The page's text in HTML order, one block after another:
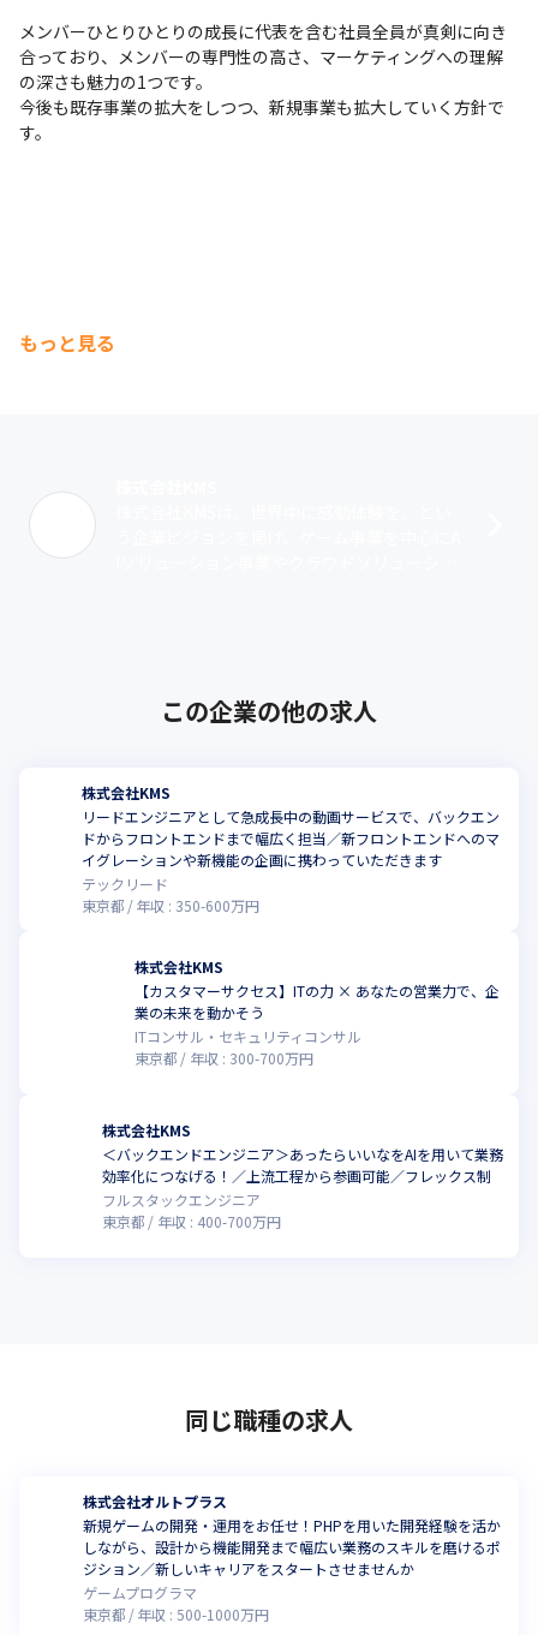
メンバーひとりひとりの成長に代表を含む社員全員が真剣に向き
合っており、メンバーの専門性の高さ、マーケティングへの理解
の深さも魅力の1つです。
今後も既存事業の拡大をしつつ、新規事業も拡大していく方針で
す。
もっと見る
この企業の他の求人
株式会社KMS
リードエンジニアとして急成長中の動画サービスで、バックエン
ドからフロントエンドまで幅広く担当／新フロントエンドへのマ
イグレーションや新機能の企画に携わっていただきます
テックリード
東京都
年収 : 350-600万円
株式会社KMS
【カスタマーサクセス】ITの力 × あなたの営業力で、企
業の未来を動かそう
ITコンサル・セキュリティコンサル
東京都
年収 : 300-700万円
株式会社KMS
＜バックエンドエンジニア＞あったらいいなをAIを用いて業務
効率化につなげる！／上流工程から参画可能／フレックス制
フルスタックエンジニア
東京都
年収 : 400-700万円
同じ職種の求人
株式会社オルトプラス
新規ゲームの開発・運用をお任せ！PHPを用いた開発経験を活か
しながら、設計から機能開発まで幅広い業務のスキルを磨けるポ
ジション／新しいキャリアをスタートさせませんか
ゲームプログラマ
東京都
年収 :500-1000万円